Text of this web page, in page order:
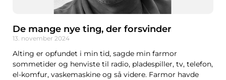
De mange nye ting, der forsvinder
13. november 2024
Alting er opfundet i min tid, sagde min farmor
sommetider og henviste til radio, pladespiller, tv, telefon,
el-komfur, vaskemaskine og så videre. Farmor havde